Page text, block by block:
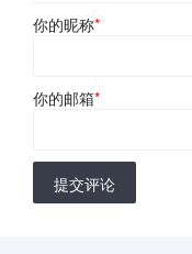
你的昵称*
你的邮箱*
提交评论